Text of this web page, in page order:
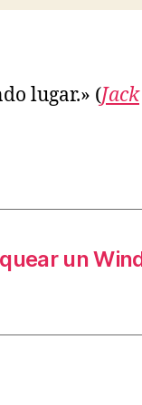
lugar.» (Jack
un